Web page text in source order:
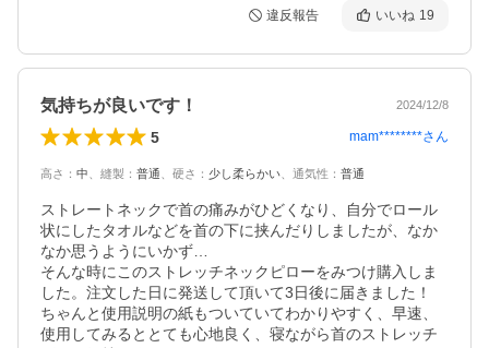
違反報告 いいね 19
気持ちが良いです！ 2024/12/8
5 mam********さん
高さ ： 中 縫製 ： 普通 硬さ ： 少し柔らかい 通気性 ： 普通
ストレートネックで首の痛みがひどくなり、自分でロール
状にしたタオルなどを首の下に挟んだりしましたが、なか
なか思うようにいかず…
そんな時にこのストレッチネックピローをみつけ購入しま
した。注文した日に発送して頂いて3日後に届きました！
ちゃんと使用説明の紙もついていてわかりやすく、早速、
使用してみるととても心地良く、寝ながら首のストレッチ